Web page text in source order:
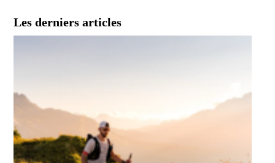
Les derniers articles